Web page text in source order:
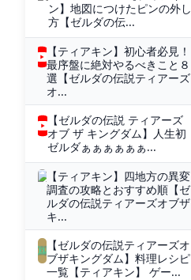
ン】地図につけたピンの外し
方【ゼルダの伝...
【ティアキン】初心者必見！
最序盤に絶対やるべきこと８
選【ゼルダの伝説ティアーズ
オ...
【ゼルダの伝説 ティアーズ
オブ ザ キングダム】人生初
ゼルダぁぁぁぁぁぁ...
【ティアキン】四地方の異変
調査の攻略とおすすめ順【ゼ
ルダの伝説ティアーズオブザ
キ...
【ゼルダの伝説ティアーズオ
ブザキングダム】料理レシピ
一覧【ティアキン】 ゲー...